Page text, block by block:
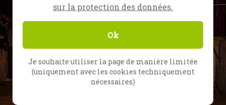
sur la protection des données.
Ok
Je souhaite utiliser la page de manière limitée
(uniquement avec les cookies techniquement
nécessaires)